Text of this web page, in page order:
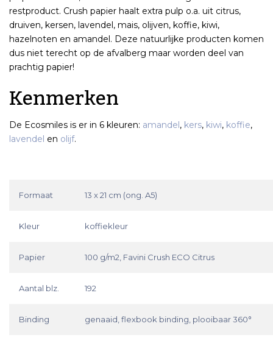
restproduct. Crush papier haalt extra pulp o.a. uit citrus,
druiven, kersen, lavendel, mais, olijven, koffie, kiwi,
hazelnoten en amandel. Deze natuurlijke producten komen
dus niet terecht op de afvalberg maar worden deel van
prachtig papier!
Kenmerken
De Ecosmiles is er in 6 kleuren: amandel, kers, kiwi, koffie,
lavendel en olijf.
Formaat 13 x 21 cm (ong. A5)
Kleur koffiekleur
Papier 100 g/m2, Favini Crush ECO Citrus
Aantal blz. 192
Binding genaaid, flexbook binding, plooibaar 360°